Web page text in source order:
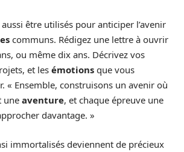
être utilisés pour anticiper l’avenir
communs. Rédigez une lettre à ouvrir
ou même dix ans. Décrivez vos
et les émotions que vous
« Ensemble, construisons un avenir où
une aventure, et chaque épreuve une
davantage. »
immortalisés deviennent de précieux